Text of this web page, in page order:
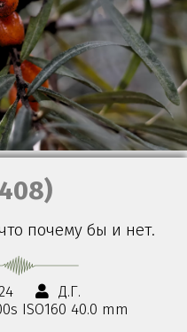
почему бы и нет.
Д.Г.
ISO160 40.0 mm